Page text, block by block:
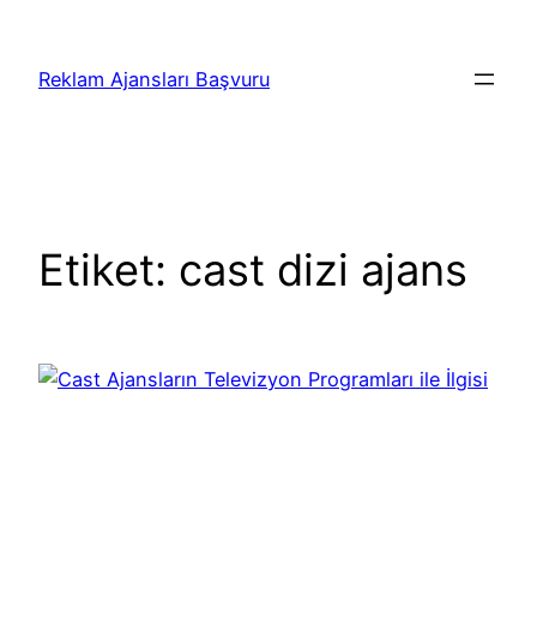
Reklam Ajansları Başvuru
Etiket: cast dizi ajans